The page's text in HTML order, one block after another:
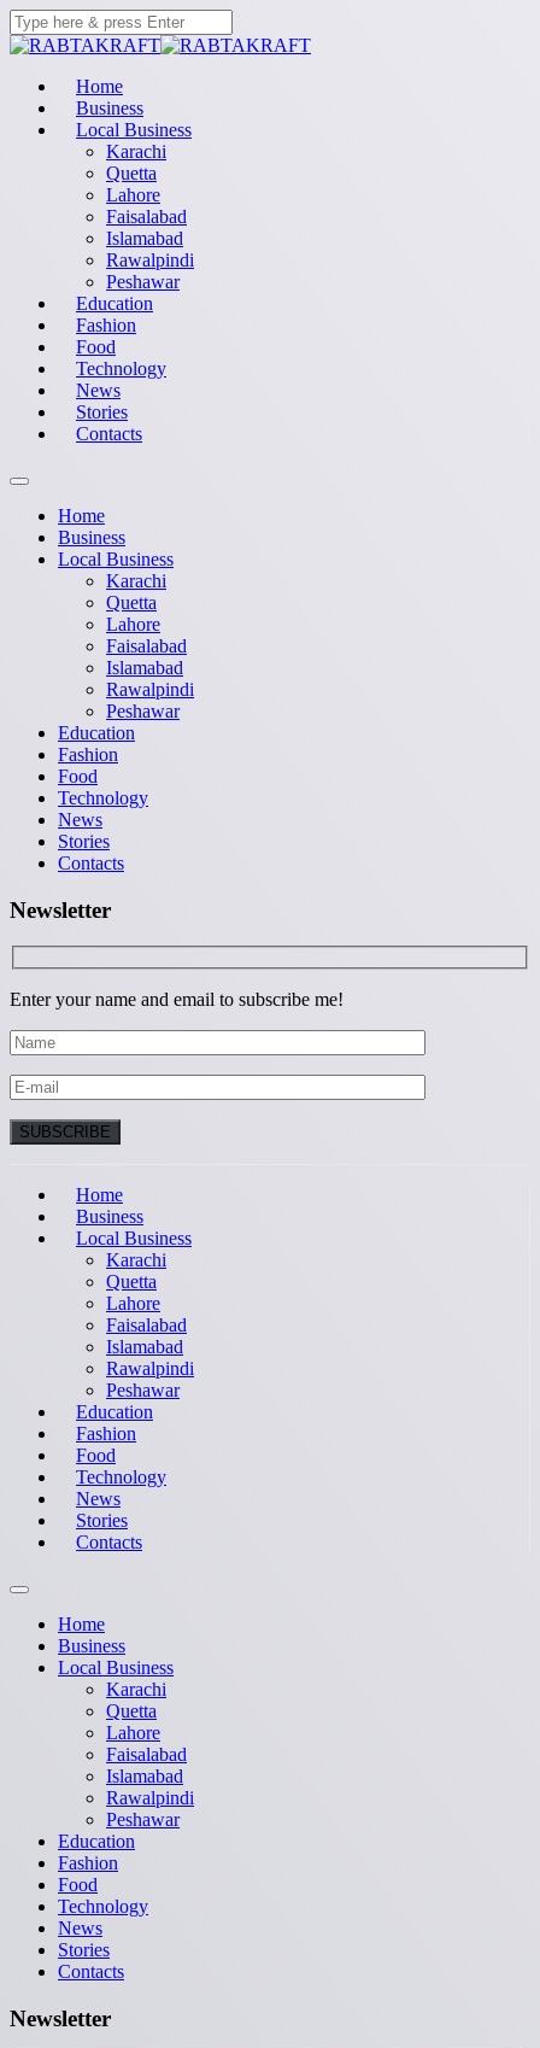
Home
Business
Local Business
Karachi
Quetta
Lahore
Faisalabad
Islamabad
Rawalpindi
Peshawar
Education
Fashion
Food
Technology
News
Stories
Contacts
Home
Business
Local Business
Karachi
Quetta
Lahore
Faisalabad
Islamabad
Rawalpindi
Peshawar
Education
Fashion
Food
Technology
News
Stories
Contacts
Newsletter
Enter your name and email to subscribe me!
Home
Business
Local Business
Karachi
Quetta
Lahore
Faisalabad
Islamabad
Rawalpindi
Peshawar
Education
Fashion
Food
Technology
News
Stories
Contacts
Home
Business
Local Business
Karachi
Quetta
Lahore
Faisalabad
Islamabad
Rawalpindi
Peshawar
Education
Fashion
Food
Technology
News
Stories
Contacts
Newsletter